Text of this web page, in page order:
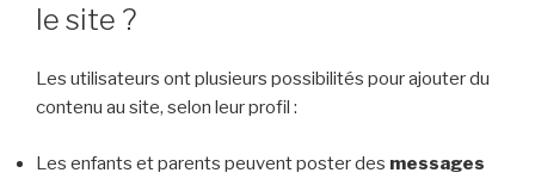
le site ?
Les utilisateurs ont plusieurs possibilités pour ajouter du
contenu au site, selon leur profil :
Les enfants et parents peuvent poster des messages